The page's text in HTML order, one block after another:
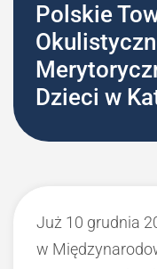
AKTUALNOŚCI
Polskie
Dzieci w
Już 10 grudnia
w